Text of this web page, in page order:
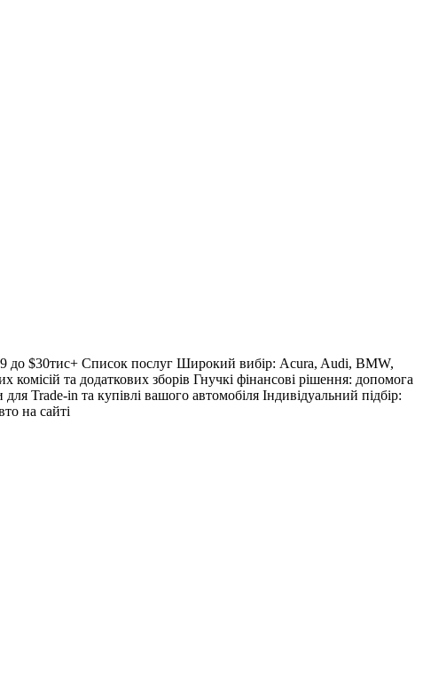
до $30тис+ Список послуг Широкий вибір: Acura, Audi, BMW,
та додаткових зборів Гнучкі фінансові рішення: допомога
Trade-in та купівлі вашого автомобіля Індивідуальний підбір:
на сайті